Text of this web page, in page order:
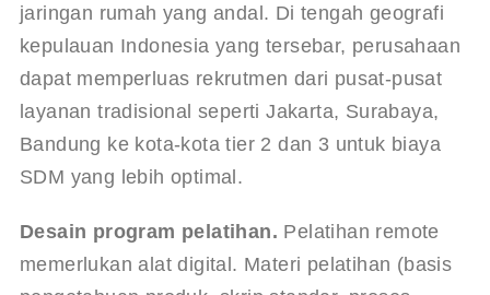
jaringan rumah yang andal. Di tengah geografi
kepulauan Indonesia yang tersebar, perusahaan
dapat memperluas rekrutmen dari pusat-pusat
layanan tradisional seperti Jakarta, Surabaya,
Bandung ke kota-kota tier 2 dan 3 untuk biaya
SDM yang lebih optimal.
Desain program pelatihan. Pelatihan remote
memerlukan alat digital. Materi pelatihan (basis